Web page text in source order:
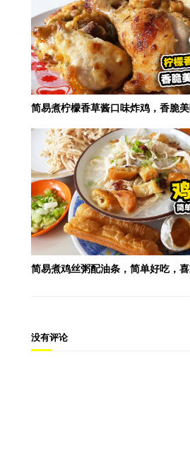
简易煮柠檬香草酱口味炸鸡，香脆
简易煮鸡丝粥配油条，简单好吃，喜
没有评论